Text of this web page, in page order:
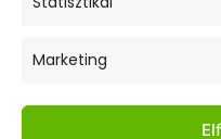
Marketing
Elfogadom az